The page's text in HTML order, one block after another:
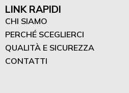
LINK RAPIDI
CHI SIAMO
PERCHÉ SCEGLIERCI
QUALITÀ E SICUREZZA
CONTATTI